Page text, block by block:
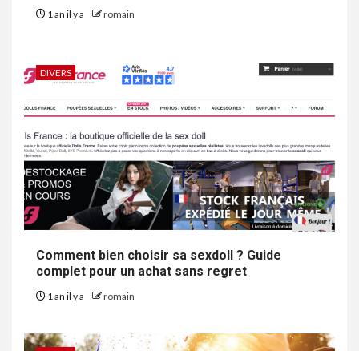
1 an il y a romain
DIVERS
Comment bien choisir sa sexdoll ? Guide
complet pour un achat sans regret
1 an il y a romain